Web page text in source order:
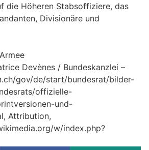
die Höheren Stabsoffiziere, das
Divisionäre und
Devènes / Bundeskanzlei –
gov/de/start/bundesrat/bilder-
offizielle-
und-
Attribution,
w/index.php?